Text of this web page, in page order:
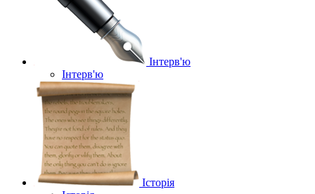
Інтерв'ю
Інтерв'ю
Історія